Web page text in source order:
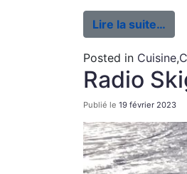
Lire la suite…
Posted in Cuisine,
Radio
Publié le 19 février 2023